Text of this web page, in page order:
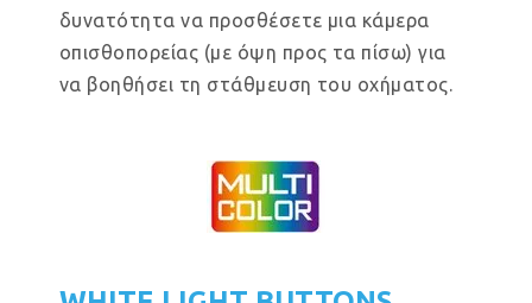
δυνατότητα να προσθέσετε μια κάμερα
οπισθοπορείας (με όψη προς τα πίσω) για
να βοηθήσει τη στάθμευση του οχήματος.